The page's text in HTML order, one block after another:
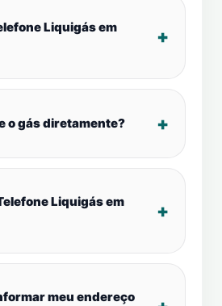
Liquigás em
o gás diretamente?
Liquigás em
meu endereço